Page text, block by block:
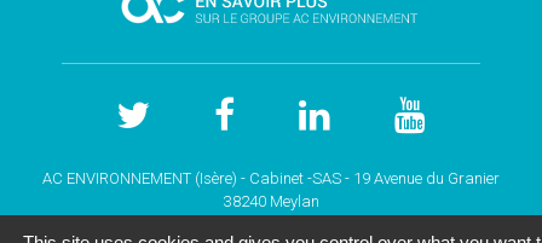
AC ENVIRONNEMENT (Isère) - Cabinet -SAS - 19 Avenue du Granier
38240 Meylan